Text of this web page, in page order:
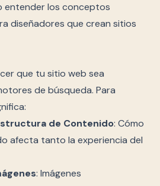
entender los conceptos
diseñadores que crean sitios
que tu sitio web sea
de búsqueda. Para
de Contenido: Cómo
afecta tanto la experiencia del
: Imágenes